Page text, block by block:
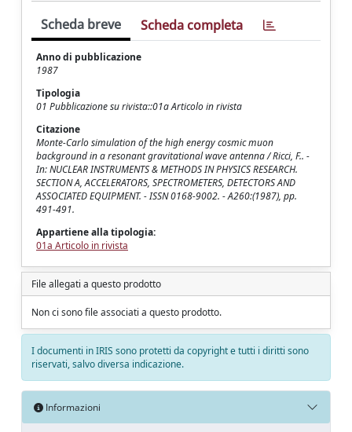
Scheda breve Scheda completa
Anno di pubblicazione
1987
Tipologia
01 Pubblicazione su rivista::01a Articolo in rivista
Citazione
Monte-Carlo simulation of the high energy cosmic muon
background in a resonant gravitational wave antenna / Ricci, F.. -
In: NUCLEAR INSTRUMENTS & METHODS IN PHYSICS RESEARCH.
SECTION A, ACCELERATORS, SPECTROMETERS, DETECTORS AND
ASSOCIATED EQUIPMENT. - ISSN 0168-9002. - A260:(1987), pp.
491-491.
Appartiene alla tipologia:
01a Articolo in rivista
File allegati a questo prodotto
Non ci sono file associati a questo prodotto.
I documenti in IRIS sono protetti da copyright e tutti i diritti sono
riservati, salvo diversa indicazione.
Informazioni